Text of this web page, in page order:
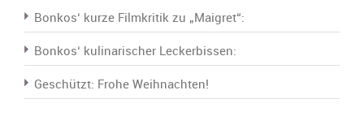
Bonkos‘ kurze Filmkritik zu „Maigret“:
Bonkos‘ kulinarischer Leckerbissen:
Geschützt: Frohe Weihnachten!